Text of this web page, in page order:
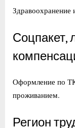
Здравоохранение
Соцпакет,
Оформление по
проживанием.
Регион